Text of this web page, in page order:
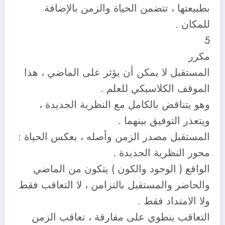
بطبيعتها ، تتضمن الحياة والزمن بالإضافة
للمكان .
5
مكرر
المستقبل لا يمكن أن يؤثر على الماضي ، هذا
الموقف الكلاسيكي للعلم .
وهو يتناقض بالكامل مع النظرية الجديدة ،
ويتعذر التوفيق بينهما .
المستقبل مصدر الزمن وأصله ، بعكس الحياة :
محور النظرية الجديدة .
الواقع ( الوجود والكون ) يتكون من الماضي
والحاضر والمستقبل بالتزامن ، لا التعاقب فقط
ولا الامتداد فقط .
التعاقب ينطوي على مفارقة ، تعاقب الزمن